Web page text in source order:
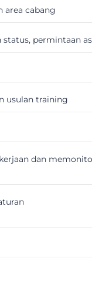
area cabang
permintaan
usulan training
dan